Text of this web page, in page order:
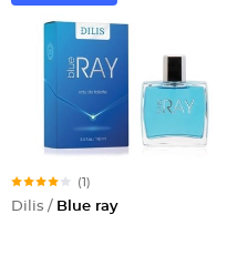
(1)
Dilis / Blue ray